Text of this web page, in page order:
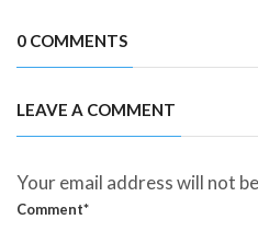
0 COMMENTS
LEAVE A COMMENT
Your email address will not
Comment*